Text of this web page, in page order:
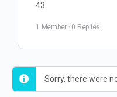
43
1 Member · 0 Replies
Sorry, there were